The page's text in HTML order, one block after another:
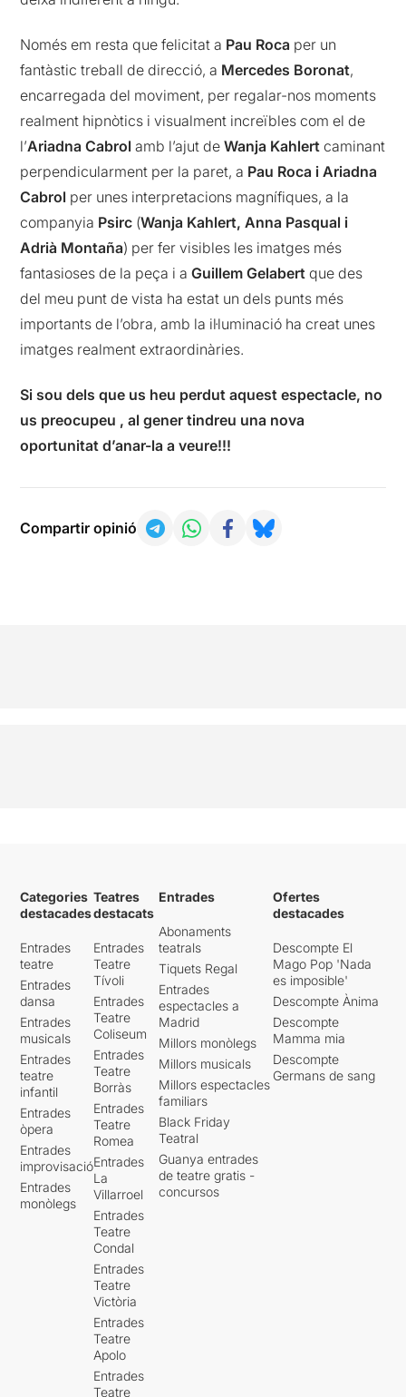
Només em resta que felicitat a Pau Roca per un
fantàstic treball de direcció, a Mercedes Boronat,
encarregada del moviment, per regalar-nos moments
realment hipnòtics i visualment increïbles com el de
l’Ariadna Cabrolamb l’ajut de Wanja Kahlertcaminant
perpendicularment per la paret, a Pau Roca i Ariadna
Cabrol per unes interpretacions magnífiques, a la
companyia Psirc (Wanja Kahlert, Anna Pasqual i
Adrià Montaña) per fer visibles les imatges més
fantasioses de la peça i aGuillem Gelabertque des
del meu punt de vista ha estat un dels punts més
importants de l’obra, amb la il·luminació ha creat unes
imatges realment extraordinàries.
Si sou dels que us heu perdut aquest espectacle, no
us preocupeu , al gener tindreu una nova
oportunitat d’anar-la a veure!!!
Compartir opinió
Categories
destacades
Entrades
teatre
Entrades
dansa
Entrades
musicals
Entrades
teatre
infantil
Entrades
òpera
Entrades
improvisació
Entrades
monòlegs
Teatres
destacats
Entrades
Teatre
Tívoli
Entrades
Teatre
Coliseum
Entrades
Teatre
Borràs
Entrades
Teatre
Romea
Entrades
La
Villarroel
Entrades
Teatre
Condal
Entrades
Teatre
Victòria
Entrades
Teatre
Apolo
Entrades
Teatre
Entrades
Abonaments
teatrals
Tiquets Regal
Entrades
espectacles a
Madrid
Millors monòlegs
Millors musicals
Millors espectacles
familiars
Black Friday
Teatral
Guanya entrades
de teatre gratis -
concursos
Ofertes
destacades
Descompte El
Mago Pop 'Nada
es imposible'
Descompte Ànima
Descompte
Mamma mia
Descompte
Germans de sang